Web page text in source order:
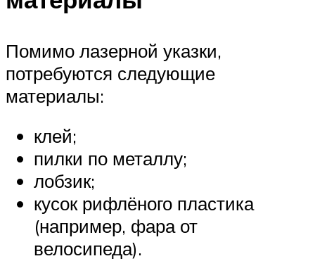
Помимо лазерной указки,
потребуются следующие
материалы:
клей;
пилки по металлу;
лобзик;
кусок рифлёного пластика
(например, фара от
велосипеда).